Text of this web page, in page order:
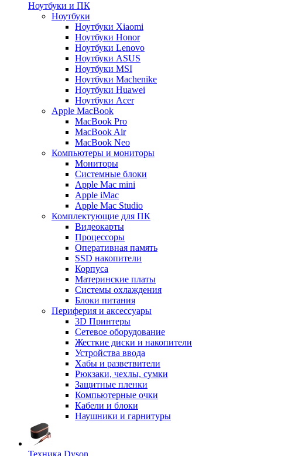
Ноутбуки и ПК
Ноутбуки
Ноутбуки Xiaomi
Ноутбуки Honor
Ноутбуки Lenovo
Ноутбуки ASUS
Ноутбуки MSI
Ноутбуки Machenike
Ноутбуки Huawei
Ноутбуки Acer
Apple MacBook
MacBook Pro
MacBook Air
MacBook Neo
Компьютеры и мониторы
Мониторы
Системные блоки
Apple Mac mini
Apple iMac
Apple Mac Studio
Комплектующие для ПК
Видеокарты
Процессоры
Оперативная память
SSD накопители
Корпуса
Материнские платы
Системы охлаждения
Блоки питания
Периферия и аксессуары
3D Принтеры
Сетевое оборудование
Жесткие диски и накопители
Устройства ввода
Хабы и разветвители
Рюкзаки, чехлы, сумки
Защитные пленки
Компьютерные очки
Кабели и блоки
Наушники и гарнитуры
Техника Dyson